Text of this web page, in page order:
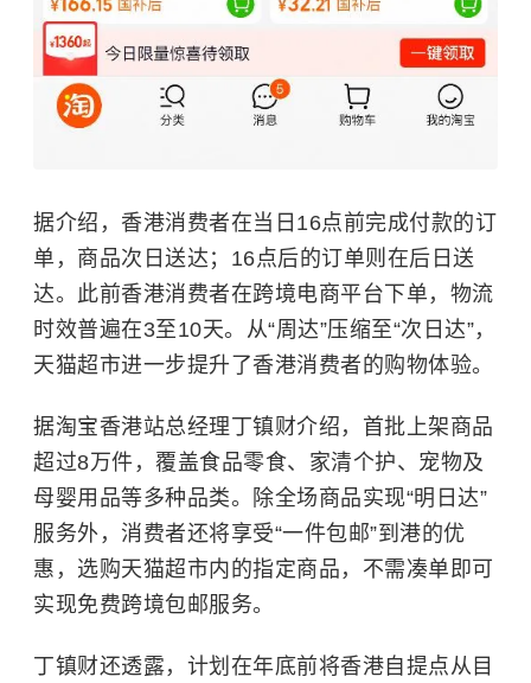
据介绍，香港消费者在当日16点前完成付款的订
单，商品次日送达；16点后的订单则在后日送
达。此前香港消费者在跨境电商平台下单，物流
时效普遍在3至10天。从“周达”压缩至“次日达”，
天猫超市进一步提升了香港消费者的购物体验。
据淘宝香港站总经理丁镇财介绍，首批上架商品
超过8万件，覆盖食品零食、家清个护、宠物及
母婴用品等多种品类。除全场商品实现“明日达”
服务外，消费者还将享受“一件包邮”到港的优
惠，选购天猫超市内的指定商品，不需凑单即可
实现免费跨境包邮服务。
丁镇财还透露，计划在年底前将香港自提点从目